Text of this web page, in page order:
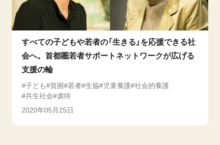
すべての子どもや若者の「生きる」を応援できる社
会へ。首都圏若者サポートネットワークが広げる
支援の輪
子ども 貧困 若者 生協 児童養護 社会的養護
共生社会
虐待
2020年05月25日